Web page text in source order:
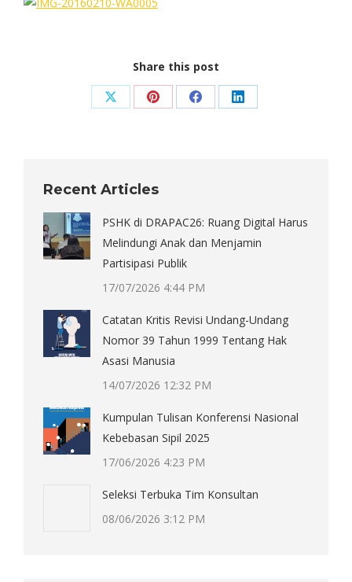
Share this post
Share Share Share Share
Recent Articles
PSHK di DRAPAC26: Ruang Digital Harus
Melindungi Anak dan Menjamin
Partisipasi Publik
17/07/2026 4:44 PM
Catatan Kritis Revisi Undang-Undang
Nomor 39 Tahun 1999 Tentang Hak
Asasi Manusia
14/07/2026 12:32 PM
Kumpulan Tulisan Konferensi Nasional
Kebebasan Sipil 2025
17/06/2026 4:23 PM
Seleksi Terbuka Tim Konsultan
08/06/2026 3:12 PM